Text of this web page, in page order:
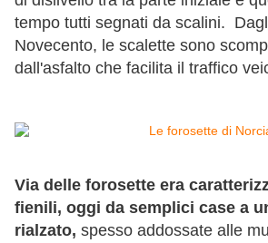
tempo tutti segnati da scalini.
Novecento, le scalette sono
dall'asfalto che facilita il traffico
Via delle forosette era
fienili, oggi da semplici case a
rialzato, spesso addossate alle